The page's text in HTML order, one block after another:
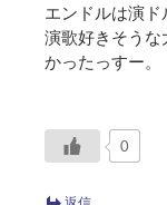
エンドルは演ド
演歌好きそうな
かったっすー。
0